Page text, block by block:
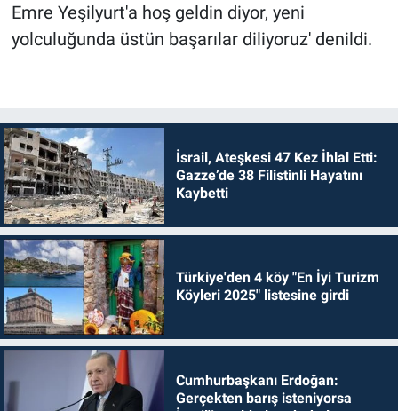
Emre Yeşilyurt'a hoş geldin diyor, yeni
yolculuğunda üstün başarılar diliyoruz' denildi.
İsrail, Ateşkesi 47 Kez İhlal Etti:
Gazze’de 38 Filistinli Hayatını
Kaybetti
Türkiye'den 4 köy "En İyi Turizm
Köyleri 2025" listesine girdi
Cumhurbaşkanı Erdoğan:
Gerçekten barış isteniyorsa